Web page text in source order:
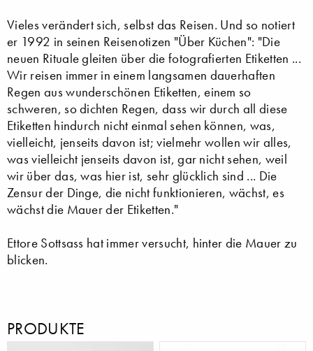
Vieles verändert sich, selbst das Reisen. Und so notiert
er 1992 in seinen Reisenotizen "Über Küchen": "Die
neuen Rituale gleiten über die fotografierten Etiketten ...
Wir reisen immer in einem langsamen dauerhaften
Regen aus wunderschönen Etiketten, einem so
schweren, so dichten Regen, dass wir durch all diese
Etiketten hindurch nicht einmal sehen können, was,
vielleicht, jenseits davon ist; vielmehr wollen wir alles,
was vielleicht jenseits davon ist, gar nicht sehen, weil
wir über das, was hier ist, sehr glücklich sind ... Die
Zensur der Dinge, die nicht funktionieren, wächst, es
wächst die Mauer der Etiketten."
Ettore Sottsass hat immer versucht, hinter die Mauer zu
blicken.
PRODUKTE